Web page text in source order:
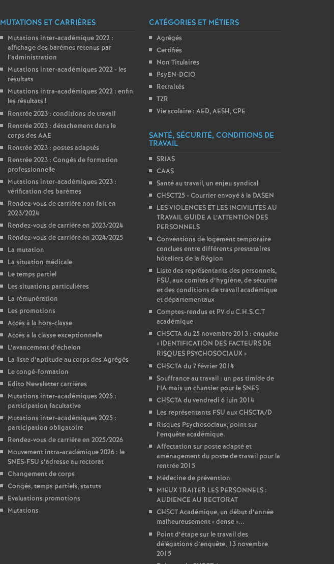
MUTATIONS ET CARRIÈRES
Mutations inter-académique 2022 :
affichage des barèmes retenus par
l’administration
Mutations inter-académiques 2022 - les
résultats
Mutations intra-académiques 2022 : enfin
les résultats !
Rentrée 2023 : conditions de travail
Rentrée 2023 : détachement dans le
corps des AAE
Rentrée 2023 : postes adaptés
Rentrée 2023 : Congés de formation
professionnelle
Mutations inter-académiques 2023 :
vérification des barèmes
Rendez-vous de carrière non fait en
2023/2024
Rendez-vous de carrière en 2023/2024
Rendez-vous de carrière en 2024/2025
La mutation
La situation médicale
Le temps partiel
Les situations particulières
La rémunération
Les promotions
Accès à la hors-classe
Accès à la classe exceptionnelle
L’avancement d’échelon
La liste d’aptitude au corps des Agrégés
Le congé-formation
Edito Newsletter carrières
Mutations inter-académiques 2025 :
participation facultative
Mutations inter-académiques 2025 :
participation obligatoire
Rendez-vous de carrière en 2025/2026
Mouvement intra-académique 2026 : le
SNES-FSU s’adresse au rectorat
Changement de corps
Congés, temps partiels, statuts
Evaluations promotions
Mutations
CATÉGORIES ET MÉTIERS
Agrégés
Certifiés
Non Titulaires
PsyEN-DCIO
Retraités
TZR
Vie scolaire : AED, AESH, CPE
SANTÉ, SÉCURITÉ, CONDITIONS DE
TRAVAIL
SRIAS
CAAS
Santé au travail, un enjeu syndical
CHSCT25 - Courrier envoyé à la DASEN
LES VIOLENCES ET LES INCIVILITES AU
TRAVAIL GUIDE A L’ATTENTION DES
PERSONNELS
Conventions de logement temporaire
conclues entre différents prestataires
hôteliers de la Région
Liste des représentants des personnels,
FSU, aux comités d’hygiène, de sécurité
et des conditions de travail académique
et départementaux
Comptes-rendus et PV du C.H.S.C.T
académique
CHSCTA du 25 novembre 2013 : enquête
« IDENTIFICATION DES FACTEURS DE
RISQUES PSYCHOSOCIAUX »
CHSCTA du 7 février 2014
Souffrance au travail : un pas timide de
l’IA mais un chantier pour le SNES
CHSCTA du vendredi 6 juin 2014
Les représentants FSU aux CHSCTA/D
Risques Psychosociaux, point sur
l’enquête académique.
Affectation sur poste adapté et
aménagement du poste de travail pour la
rentrée 2015
Médecine de prévention
MIEUX TRAITER LES PERSONNELS :
AUDIENCE AU RECTORAT
CHSCT Académique, un début d’année
malheureusement «dense»...
Point d’étape sur le travail des
délégations d’enquête, 13 novembre
2015